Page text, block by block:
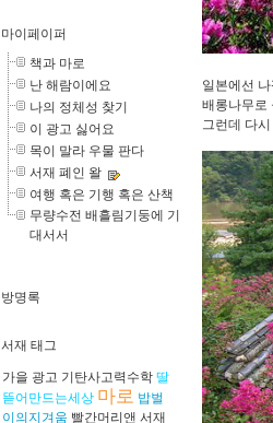
마이페이퍼
책과 마로
난 해람이에요
나의 정체성 찾기
이 광고 싫어요
목이 말라 우물 판다
서재 폐인 왈
여행 혹은 기행 혹은 산책
무량수전 배흘림기둥에 기
대서서
방명록
서재 태그
가을 광고 기탄사고력수학 딸
뜯어만드는세상 마로 밥벌
이의지겨움 빨간머리앤 서재
일본에선
배롱나무로
그런데 다